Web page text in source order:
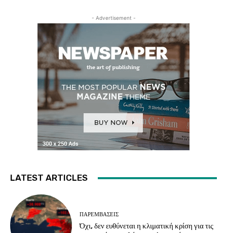
- Advertisement -
LATEST ARTICLES
ΠΑΡΕΜΒΑΣΕΙΣ
Όχι, δεν ευθύνεται η κλιματική κρίση για τις